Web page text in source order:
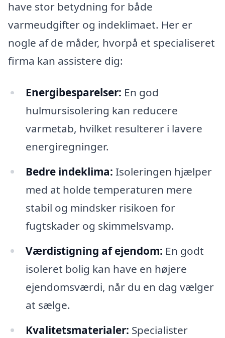
have stor betydning for både
varmeudgifter og indeklimaet. Her er
nogle af de måder, hvorpå et specialiseret
firma kan assistere dig:
Energibesparelser: En god
hulmursisolering kan reducere
varmetab, hvilket resulterer i lavere
energiregninger.
Bedre indeklima: Isoleringen hjælper
med at holde temperaturen mere
stabil og mindsker risikoen for
fugtskader og skimmelsvamp.
Værdistigning af ejendom: En godt
isoleret bolig kan have en højere
ejendomsværdi, når du en dag vælger
at sælge.
Kvalitetsmaterialer: Specialister